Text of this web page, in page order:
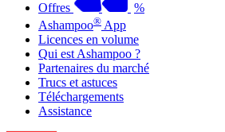
Offres
%
Ashampoo® App
Licences en volume
Qui est Ashampoo ?
Partenaires du marché
Trucs et astuces
Téléchargements
Assistance